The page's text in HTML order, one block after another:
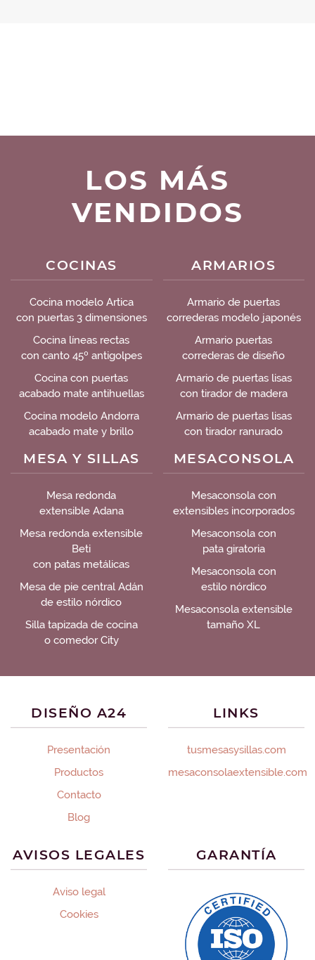
LOS MÁS
VENDIDOS
COCINAS
Cocina modelo Artica
con puertas 3 dimensiones
Cocina líneas rectas
con canto 45º antigolpes
Cocina con puertas
acabado mate antihuellas
Cocina modelo Andorra
acabado mate y brillo
ARMARIOS
Armario de puertas
correderas modelo japonés
Armario puertas
correderas de diseño
Armario de puertas lisas
con tirador de madera
Armario de puertas lisas
con tirador ranurado
MESA Y SILLAS
Mesa redonda
extensible Adana
Mesa redonda extensible
Beti
con patas metálicas
Mesa de pie central Adán
de estilo nórdico
Silla tapizada de cocina
o comedor City
MESACONSOLA
Mesaconsola con
extensibles incorporados
Mesaconsola con
pata giratoria
Mesaconsola con
estilo nórdico
Mesaconsola extensible
tamaño XL
DISEÑO A24
Presentación
Productos
Contacto
Blog
LINKS
tusmesasysillas.com
mesaconsolaextensible.com
AVISOS LEGALES
Aviso legal
Cookies
GARANTÍA